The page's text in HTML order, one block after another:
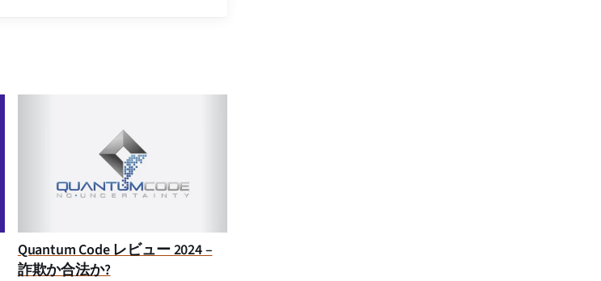
Quantum Code レビュー 2024 –
詐欺か合法か?